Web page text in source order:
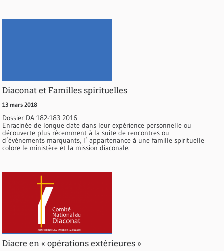
Diaconat et Familles spirituelles
13 mars 2018
Dossier DA 182-183 2016
Enracinée de longue date dans leur expérience personnelle ou
découverte plus récemment à la suite de rencontres ou
d’événements marquants, l’ appartenance à une famille spirituelle
colore le ministère et la mission diaconale.
Diacre en « opérations extérieures »